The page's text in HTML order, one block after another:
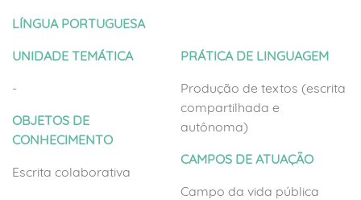
LÍNGUA PORTUGUESA
UNIDADE TEMÁTICA
-
OBJETOS DE
CONHECIMENTO
Escrita colaborativa
PRÁTICA DE LINGUAGEM
Produção de textos (escrita
compartilhada e
autônoma)
CAMPOS DE ATUAÇÃO
Campo da vida pública